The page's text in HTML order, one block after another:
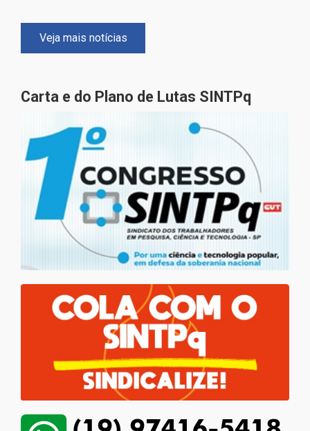
Veja mais notícias
Carta e do Plano de Lutas SINTPq